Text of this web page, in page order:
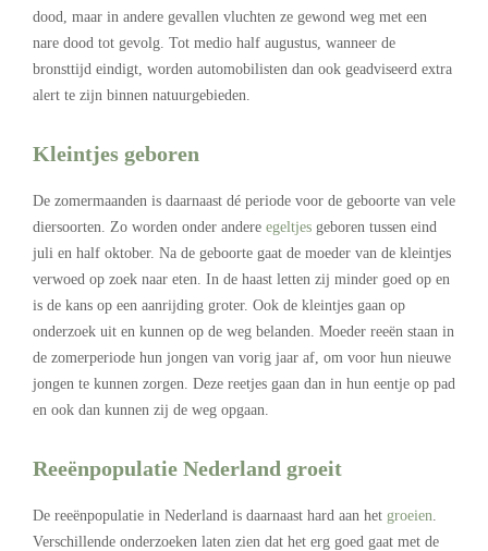
dood, maar in andere gevallen vluchten ze gewond weg met een
nare dood tot gevolg. Tot medio half augustus, wanneer de
bronsttijd eindigt, worden automobilisten dan ook geadviseerd extra
alert te zijn binnen natuurgebieden.
Kleintjes geboren
De zomermaanden is daarnaast dé periode voor de geboorte van vele
diersoorten. Zo worden onder andere egeltjes geboren tussen eind
juli en half oktober. Na de geboorte gaat de moeder van de kleintjes
verwoed op zoek naar eten. In de haast letten zij minder goed op en
is de kans op een aanrijding groter. Ook de kleintjes gaan op
onderzoek uit en kunnen op de weg belanden. Moeder reeën staan in
de zomerperiode hun jongen van vorig jaar af, om voor hun nieuwe
jongen te kunnen zorgen. Deze reetjes gaan dan in hun eentje op pad
en ook dan kunnen zij de weg opgaan.
Reeënpopulatie Nederland groeit
De reeënpopulatie in Nederland is daarnaast hard aan het groeien
Verschillende onderzoeken laten zien dat het erg goed gaat met de